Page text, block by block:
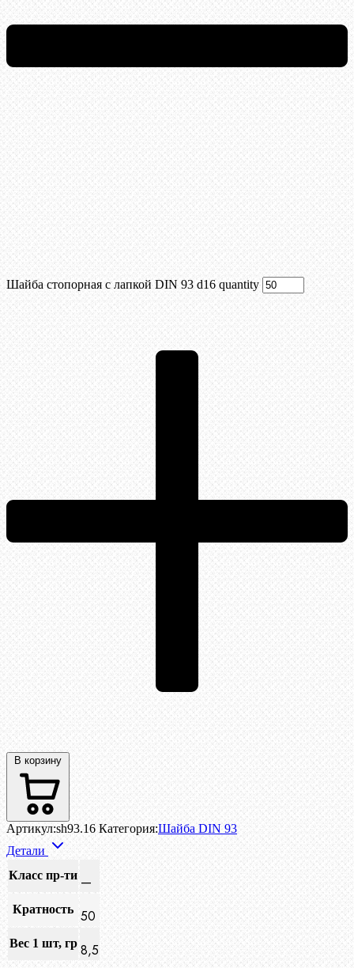
Шайба стопорная с лапкой DIN 93 d16 quantity
В корзину
Артикул:sh93.16 Категория:Шайба DIN 93
Детали
Класс пр-ти —
Кратность 50
Вес 1 шт, гр 8,5